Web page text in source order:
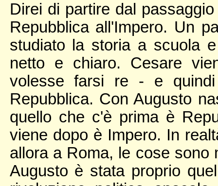
Direi di partire dal
Repubblica all'Impero. Un
studiato la storia a scuola
netto e chiaro. Cesare
volesse farsi re - e quindi
Repubblica. Con Augusto
quello che c'è prima è
viene dopo è Impero. In
allora a Roma, le cose sono
Augusto è stata proprio